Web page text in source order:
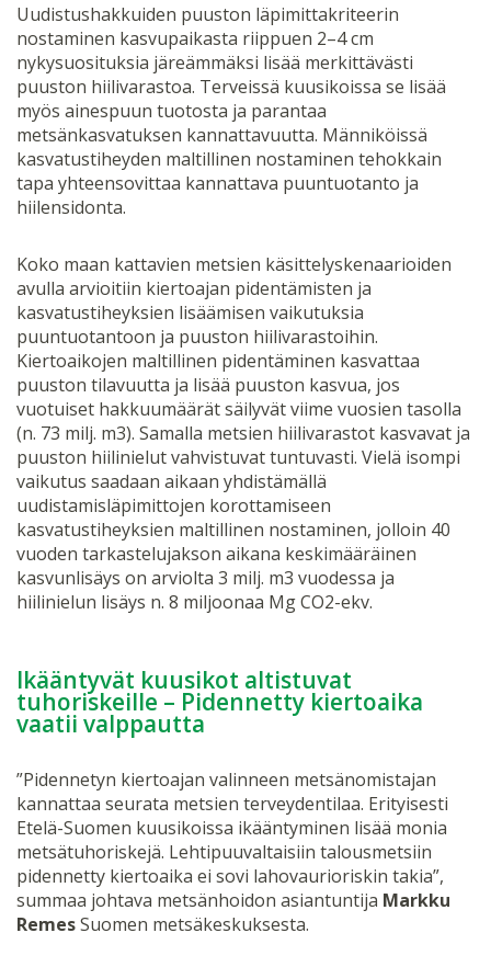
Uudistushakkuiden puuston läpimittakriteerin
nostaminen kasvupaikasta riippuen 2–4 cm
nykysuosituksia järeämmäksi lisää merkittävästi
puuston hiilivarastoa. Terveissä kuusikoissa se lisää
myös ainespuun tuotosta ja parantaa
metsänkasvatuksen kannattavuutta. Männiköissä
kasvatustiheyden maltillinen nostaminen tehokkain
tapa yhteensovittaa kannattava puuntuotanto ja
hiilensidonta.
Koko maan kattavien metsien käsittelyskenaarioiden
avulla arvioitiin kiertoajan pidentämisten ja
kasvatustiheyksien lisäämisen vaikutuksia
puuntuotantoon ja puuston hiilivarastoihin.
Kiertoaikojen maltillinen pidentäminen kasvattaa
puuston tilavuutta ja lisää puuston kasvua, jos
vuotuiset hakkuumäärät säilyvät viime vuosien tasolla
(n. 73 milj. m3). Samalla metsien hiilivarastot kasvavat ja
puuston hiilinielut vahvistuvat tuntuvasti. Vielä isompi
vaikutus saadaan aikaan yhdistämällä
uudistamisläpimittojen korottamiseen
kasvatustiheyksien maltillinen nostaminen, jolloin 40
vuoden tarkastelujakson aikana keskimääräinen
kasvunlisäys on arviolta 3 milj. m3 vuodessa ja
hiilinielun lisäys n. 8 miljoonaa Mg CO2-ekv.
Ikääntyvät kuusikot altistuvat
tuhoriskeille – Pidennetty kiertoaika
vaatii valppautta
”Pidennetyn kiertoajan valinneen metsänomistajan
kannattaa seurata metsien terveydentilaa. Erityisesti
Etelä-Suomen kuusikoissa ikääntyminen lisää monia
metsätuhoriskejä. Lehtipuuvaltaisiin talousmetsiin
pidennetty kiertoaika ei sovi lahovaurioriskin takia”,
summaa johtava metsänhoidon asiantuntija Markku
RemesSuomen metsäkeskuksesta.